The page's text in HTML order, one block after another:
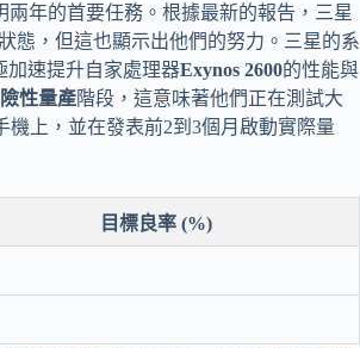
年的首要任務。根據最新的報告，三星
態，但這也顯示出他們的努力。三星的系
加速提升自家處理器Exynos 2600的性能與
性量產階段，這意味著他們正在測試大
機上，並在發表前2到3個月啟動實際量
目標良率 (%)